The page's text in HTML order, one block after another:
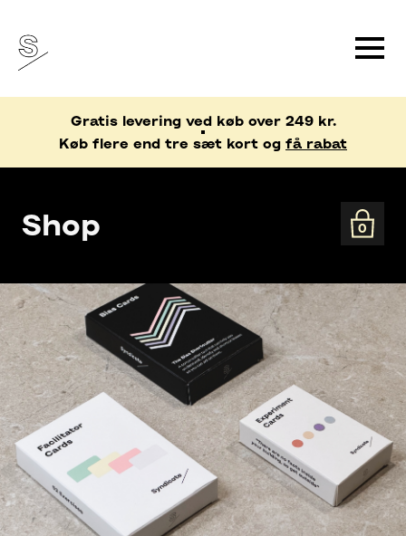
Gratis levering ved køb over 249 kr.
Køb flere end tre sæt kort og få rabat
Shop 0